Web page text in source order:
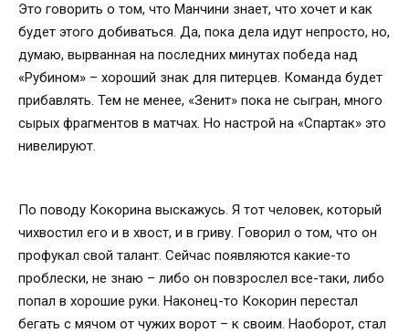
Это говорить о том, что Манчини знает, что хочет и как
будет этого добиваться. Да, пока дела идут непросто, но,
думаю, вырванная на последних минутах победа над
«Рубином» – хороший знак для питерцев. Команда будет
прибавлять. Тем не менее, «Зенит» пока не сыгран, много
сырых фрагментов в матчах. Но настрой на «Спартак» это
нивелируют.
По поводу Кокорина выскажусь. Я тот человек, который
чихвостил его и в хвост, и в гриву. Говорил о том, что он
профукал свой талант. Сейчас появляются какие-то
проблески, не знаю – либо он повзрослел все-таки, либо
попал в хорошие руки. Наконец-то Кокорин перестал
бегать с мячом от чужих ворот – к своим. Наоборот, стал